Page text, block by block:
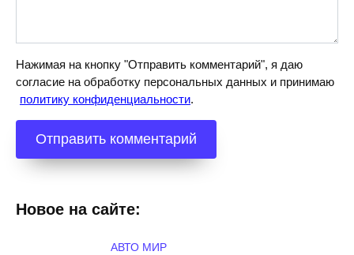
Нажимая на кнопку "Отправить комментарий", я даю
согласие на обработку персональных данных и принимаю
политику конфиденциальности.
Новое на сайте:
АВТО МИР